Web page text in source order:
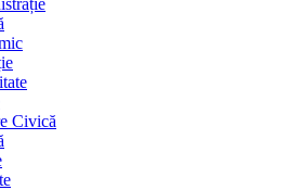
Civică